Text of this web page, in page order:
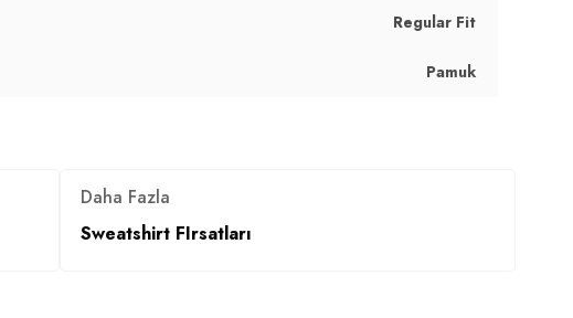
Regular Fit
Pamuk
Daha Fazla
Sweatshirt FIrsatları